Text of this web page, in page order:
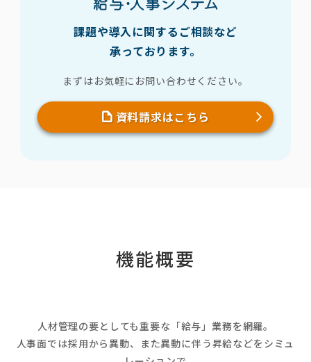
課題や導入に関するご相談など
承っております。
まずはお気軽にお問い合わせください。
資料請求はこちら
機能概要
人材管理の要としても重要な「給与」業務を網羅。
人事面では採用から異動、また異動に伴う昇給などをシミュ